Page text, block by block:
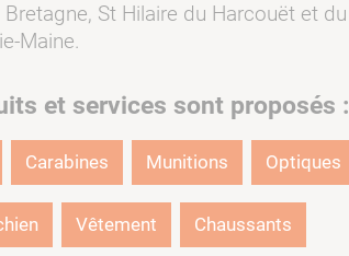
St Hilaire du Harcouët et du
Maine.
et services sont proposés :
Carabines Munitions Optiques
Vêtement Chaussants